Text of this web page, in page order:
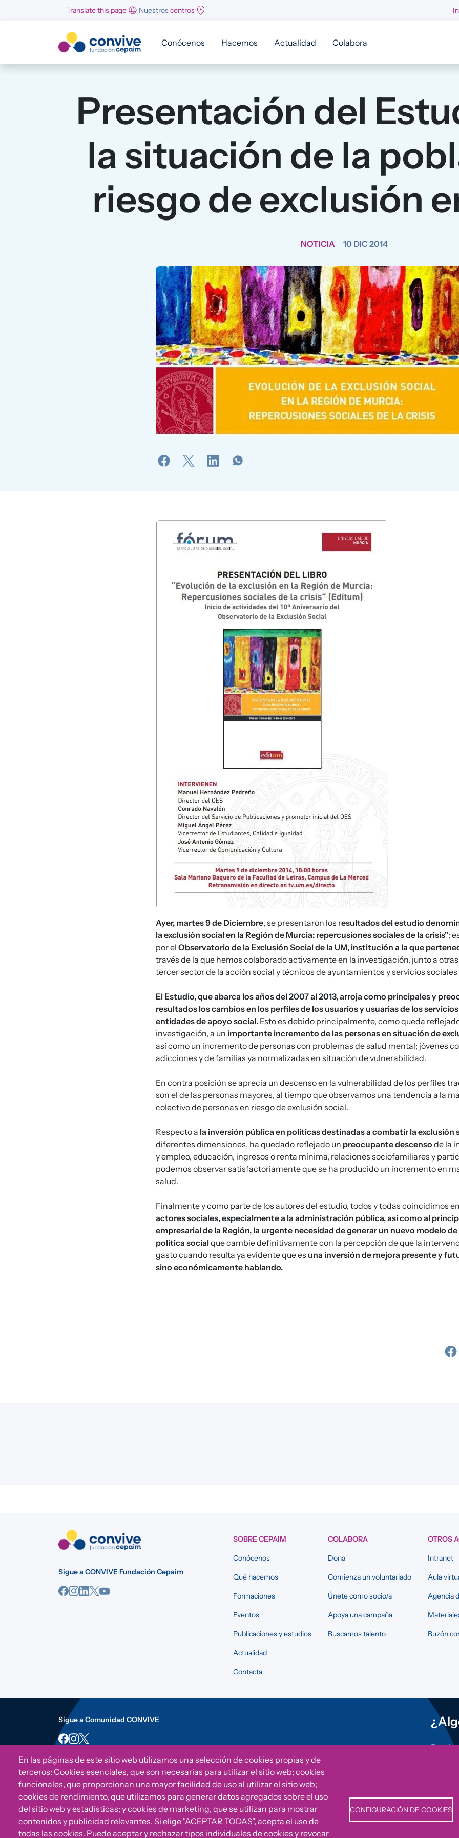
Pasar al contenido principal
Translate this page Nuestroscentros
Conócenos Hacemos Actualidad Colabora
Presentación del
la situación de la
riesgo de exclusión
NOTICIA 10 DIC 2014
Imagen
Ayer, martes 9 de Diciembre, se presentaron los resultados del estudio
la exclusión social en la Región de Murcia: repercusiones sociales de la crisis";
por el Observatorio de la Exclusión Social de la UM, institución a la que
través de la que hemos colaborado activamente en la investigación, junto a
tercer sector de la acción social y técnicos de ayuntamientos y servicios sociales
El Estudio, que abarca los años del 2007 al 2013, arroja como principales y
resultados los cambios en los perfiles de los usuarios y usuarias de los
entidades de apoyo social. Esto es debido principalmente, como queda
investigación, a un importante incremento de las personas en situación de
así como un incremento de personas con problemas de salud mental; jóvenes
adicciones y de familias ya normalizadas en situación de vulnerabilidad.
En contra posición se aprecia un descenso en la vulnerabilidad de los perfiles
son el de las personas mayores, al tiempo que observamos una tendencia a la
colectivo de personas en riesgo de exclusión social.
Respecto a la inversión pública en políticas destinadas a combatir la exclusión
diferentes dimensiones, ha quedado reflejado un preocupante descenso de la
y empleo, educación, ingresos o renta mínima, relaciones sociofamiliares y
podemos observar satisfactoriamente que se ha producido un incremento en
salud.
Finalmente y como parte de los autores del estudio, todos y todas coincidimos en
actores sociales, especialmente a la administración pública, así como al
empresarial de la Región, la urgente necesidad de generar un nuevo modelo
política social que cambie definitivamente con la percepción de que la
gasto cuando resulta ya evidente que es una inversión de mejora presente y
sino económicamente hablando.
Sigue a CONVIVE Fundación Cepaim
SOBRE CEPAIM
Conócenos
Qué hacemos
Formaciones
Eventos
Publicaciones y estudios
Actualidad
Contacta
COLABORA
Dona
Comienza un voluntariado
Únete como socio/a
Apoya una campaña
Buscamos talento
OTROS
Intranet
Aula
Agencia
Buzón
Sigue a Comunidad CONVIVE
En las páginas de este sitio web utilizamos una selección de cookies propias y de
terceros: Cookies esenciales, que son necesarias para utilizar el sitio web; cookies
funcionales, que proporcionan una mayor facilidad de uso al utilizar el sitio web;
cookies de rendimiento, que utilizamos para generar datos agregados sobre el uso
del sitio web y estadísticas; y cookies de marketing, que se utilizan para mostrar
contenidos y publicidad relevantes. Si elige "ACEPTAR TODAS", acepta el uso de
todas las cookies. Puede aceptar y rechazar tipos individuales de cookies y revocar
CONFIGURACIÓN DE COOKIES